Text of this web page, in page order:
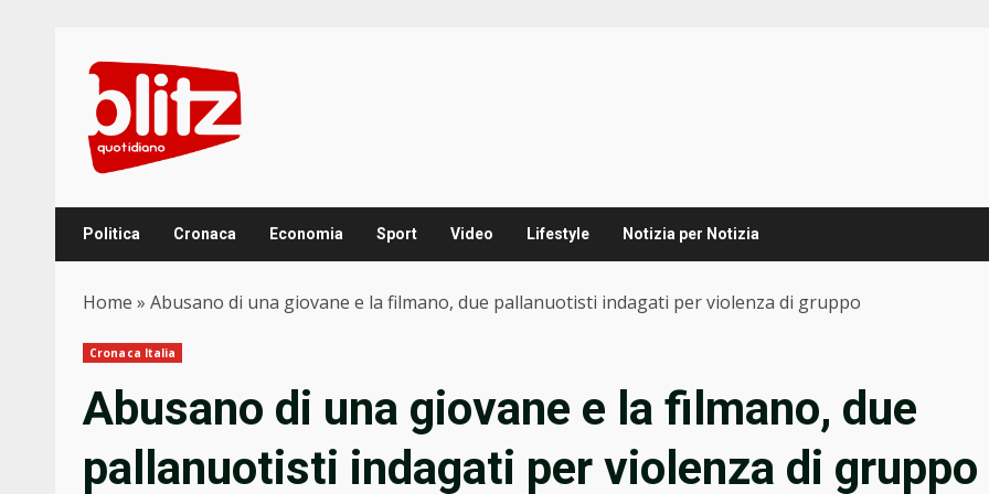
content
Politica Cronaca Economia Sport Video Lifestyle Notizia per Notizia
Home » Abusano di una giovane e la filmano, due pallanuotisti indagati per violenza di gruppo
Cronaca Italia
Abusano di una giovane e la filmano, due
pallanuotisti indagati per violenza di gruppo